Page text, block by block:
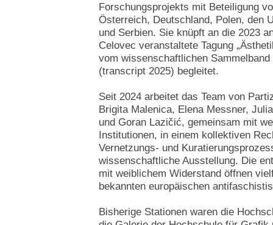
Forschungsprojekts mit Beteiligung
Österreich, Deutschland, Polen, den
und Serbien. Sie knüpft an die 2023
Celovec veranstaltete Tagung
vom wissenschaftlichen Sammelband
(transcript 2025) begleitet.
Seit 2024 arbeitet das Team von
Brigita Malenica, Elena Messner,
und Goran Lazičić, gemeinsam mit
Institutionen, in einem kollektiven
Vernetzungs- und
wissenschaftliche Ausstellung. Die
mit weiblichem Widerstand öffnen
bekannten europäischen
Bisherige Stationen waren die